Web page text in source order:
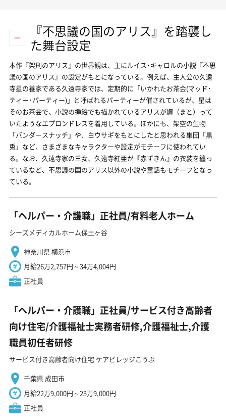
『不思議の国のアリス』を踏襲し
た舞台設定
本作『架刑のアリス』の世界観は、主にルイス･キャロルの小説『不思
議の国のアリス』の設定がもとになっている。例えば、主人公の久遠
寺星の養家である久遠寺家では、定期的に「いかれたお茶会(マッド･
ティー･パーティー)」と呼ばれるパーティーが催されているが、星は
そのお茶会で、小説の挿絵でも描かれているアリスが纏（まと）って
いたようなエプロンドレスを着用している。ほかにも、架空の生物
「バンダースナッチ」や、白ウサギをもとにしたと思われる集団「黒
兎」など、さまざまなキャラクターや設定がモチーフに使われてい
る。なお、久遠寺家の三女、久遠寺紅亜が『赤ずきん』の衣装を纏っ
ているなど、不思議の国のアリス以外の小説や童話もモチーフとなっ
ている。
「ヘルパー・介護職」正社員/有料老人ホーム
シーズメディカルホーム保土ヶ谷
神奈川県 横浜市
月給26万2,757円～34万4,004円
正社員
「ヘルパー・介護職」正社員/サービス付き高齢者
向け住宅/介護福祉士実務者研修,介護福祉士,介護
職員初任者研修
サービス付き高齢者向け住宅 ケアビレッジこうぶ
千葉県 成田市
月給22万9,000円～23万9,000円
正社員